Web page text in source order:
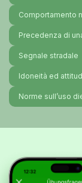
Comportamento
Precedenza di
Segnale stradale
Idoneità ed
Norme sull’uso